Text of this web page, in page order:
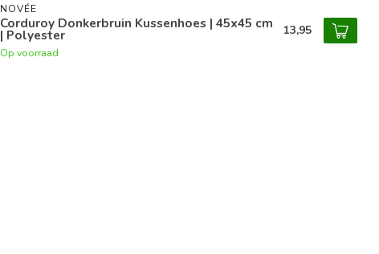
NOVÉE
Corduroy Donkerbruin Kussenhoes | 45x45 cm
| Polyester
Op voorraad
13,95